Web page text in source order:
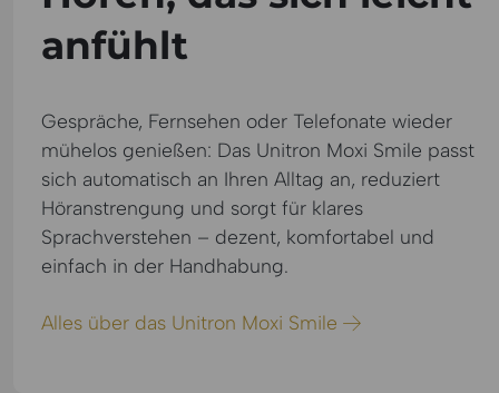
anfühlt
Gespräche, Fernsehen oder Telefonate wieder
mühelos genießen: Das Unitron Moxi Smile passt
sich automatisch an Ihren Alltag an, reduziert
Höranstrengung und sorgt für klares
Sprachverstehen – dezent, komfortabel und
einfach in der Handhabung.
Alles über das Unitron Moxi Smile